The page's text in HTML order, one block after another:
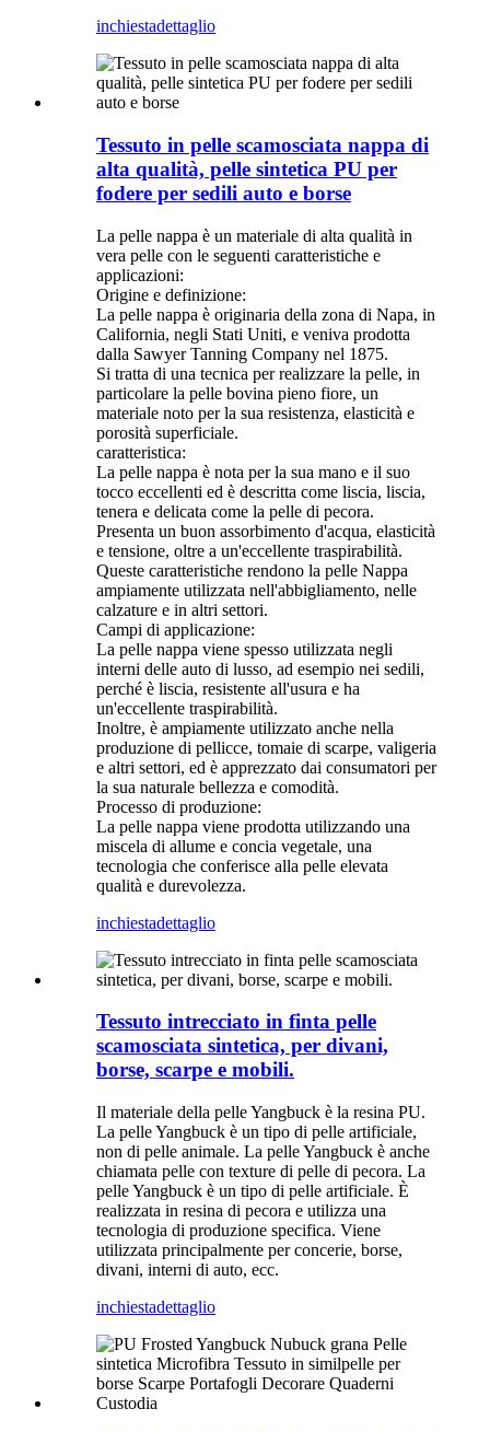
inchiestadettaglio
Tessuto in pelle scamosciata nappa di
alta qualità, pelle sintetica PU per
fodere per sedili auto e borse
La pelle nappa è un materiale di alta qualità in
vera pelle con le seguenti caratteristiche e
applicazioni:
Origine e definizione:
La pelle nappa è originaria della zona di Napa, in
California, negli Stati Uniti, e veniva prodotta
dalla Sawyer Tanning Company nel 1875.
Si tratta di una tecnica per realizzare la pelle, in
particolare la pelle bovina pieno fiore, un
materiale noto per la sua resistenza, elasticità e
porosità superficiale.
caratteristica:
La pelle nappa è nota per la sua mano e il suo
tocco eccellenti ed è descritta come liscia, liscia,
tenera e delicata come la pelle di pecora.
Presenta un buon assorbimento d'acqua, elasticità
e tensione, oltre a un'eccellente traspirabilità.
Queste caratteristiche rendono la pelle Nappa
ampiamente utilizzata nell'abbigliamento, nelle
calzature e in altri settori.
Campi di applicazione:
La pelle nappa viene spesso utilizzata negli
interni delle auto di lusso, ad esempio nei sedili,
perché è liscia, resistente all'usura e ha
un'eccellente traspirabilità.
Inoltre, è ampiamente utilizzato anche nella
produzione di pellicce, tomaie di scarpe, valigeria
e altri settori, ed è apprezzato dai consumatori per
la sua naturale bellezza e comodità.
Processo di produzione:
La pelle nappa viene prodotta utilizzando una
miscela di allume e concia vegetale, una
tecnologia che conferisce alla pelle elevata
qualità e durevolezza.
inchiestadettaglio
Tessuto intrecciato in finta pelle
scamosciata sintetica, per divani,
borse, scarpe e mobili.
Il materiale della pelle Yangbuck è la resina PU.
La pelle Yangbuck è un tipo di pelle artificiale,
non di pelle animale. La pelle Yangbuck è anche
chiamata pelle con texture di pelle di pecora. La
pelle Yangbuck è un tipo di pelle artificiale. È
realizzata in resina di pecora e utilizza una
tecnologia di produzione specifica. Viene
utilizzata principalmente per concerie, borse,
divani, interni di auto, ecc.
inchiestadettaglio